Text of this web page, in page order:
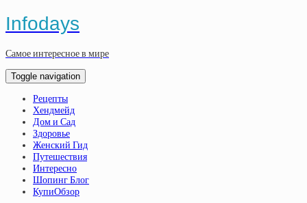
Infodays
Самое интересное в мире
Toggle navigation
Рецепты
Хендмейд
Дом и Сад
Здоровье
Женский Гид
Путешествия
Интересно
Шопинг Блог
КупиОбзор